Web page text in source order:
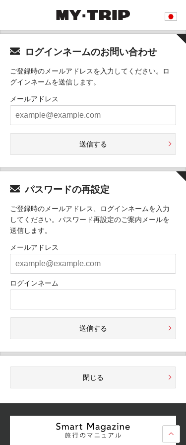
ログインネームのお問い合わせ
ご登録時のメールアドレスを入力してください。ロ
グインネームを送信します。
メールアドレス
送信する
パスワードの再設定
ご登録時のメールアドレス、ログインネームを入力
してください。パスワード再設定のご案内メールを
送信します。
メールアドレス
ログインネーム
送信する
閉じる